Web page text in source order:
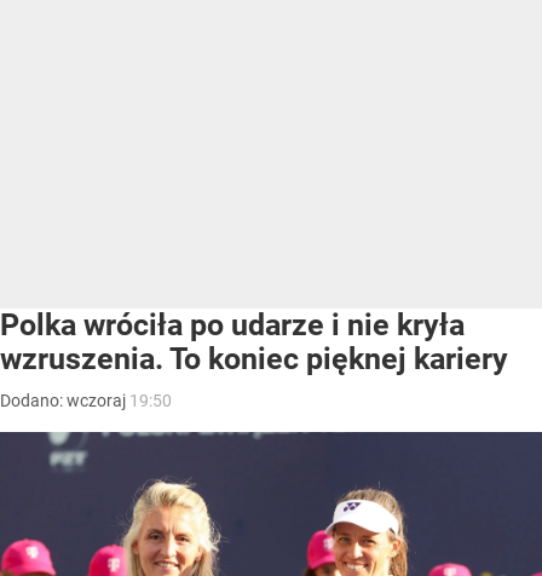
Polka wróciła po udarze i nie kryła
wzruszenia. To koniec pięknej kariery
Dodano:wczoraj 19:50